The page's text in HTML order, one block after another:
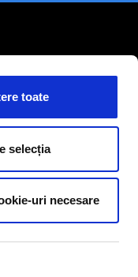
toate
selecția
uri necesare